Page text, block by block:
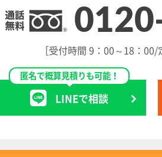
［受付時間 9：00～18：00/
匿名で概算見積りも可能！
LINEで相談